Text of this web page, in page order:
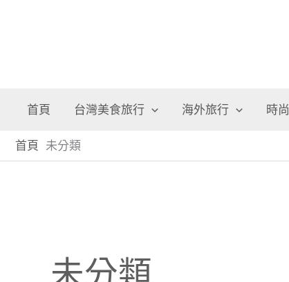
首頁 台灣美食旅行 海外旅行 時尚
首頁 未分類
未分類